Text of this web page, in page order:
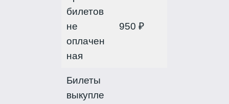
билетов
не
оплачен
ная
950 ₽
Билеты
выкупле